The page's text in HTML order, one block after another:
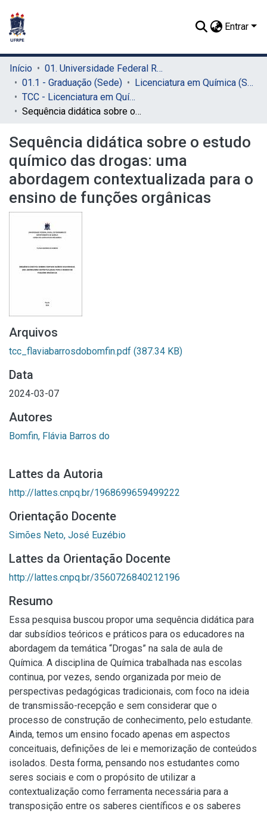
Entrar
Início
01. Universidade Federal Rural de Pernambuco - UFRPE (Sede)
01.1 - Graduação (Sede)
Licenciatura em Química (Sede)
TCC - Licenciatura em Química (Sede)
Sequência didática sobre o estudo químico das drogas: uma abordagem contextualizada para o ensino de funções orgânicas
Sequência didática sobre o estudo
químico das drogas: uma
abordagem contextualizada para o
ensino de funções orgânicas
Arquivos
tcc_flaviabarrosdobomfin.pdf (387.34 KB)
Data
2024-03-07
Autores
Bomfin, Flávia Barros do
Lattes da Autoria
http://lattes.cnpq.br/1968699659499222
Orientação Docente
Simões Neto, José Euzébio
Lattes da Orientação Docente
http://lattes.cnpq.br/3560726840212196
Resumo
Essa pesquisa buscou propor uma sequência didática para
dar subsídios teóricos e práticos para os educadores na
abordagem da temática “Drogas” na sala de aula de
Química. A disciplina de Química trabalhada nas escolas
continua, por vezes, sendo organizada por meio de
perspectivas pedagógicas tradicionais, com foco na ideia
de transmissão-recepção e sem considerar que o
processo de construção de conhecimento, pelo estudante.
Ainda, temos um ensino focado apenas em aspectos
conceituais, definições de lei e memorização de conteúdos
isolados. Desta forma, pensando nos estudantes como
seres sociais e com o propósito de utilizar a
contextualização como ferramenta necessária para a
transposição entre os saberes científicos e os saberes